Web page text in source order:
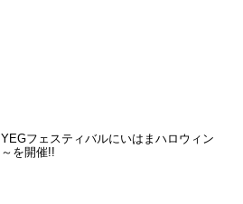
YEGフェスティバルにいはまハロウィン
～を開催!!